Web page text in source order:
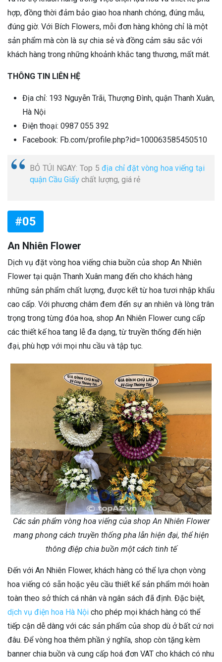
hợp, đồng thời đảm bảo giao hoa nhanh chóng, đúng mẫu,
đúng giờ. Với Bích Flowers, mỗi đơn hàng không chỉ là một
sản phẩm mà còn là sự chia sẻ và đồng cảm sâu sắc với
khách hàng trong những khoảnh khắc tang thương, mất mát.
THÔNG TIN LIÊN HỆ
Địa chỉ: 193 Nguyễn Trãi, Thượng Đình, quận Thanh Xuân,
Hà Nội
Điện thoại: 0987 055 392
Facebook: Fb.com/profile.php?id=100063585450510
BỎ TÚI NGAY: Top 5địa chỉ đặt vòng hoa viếng tại
quận Cầu Giấy chất lượng, giá rẻ
#05
An Nhiên Flower
Dịch vụ đặt vòng hoa viếng chia buồn của shop An Nhiên
Flower tại quận Thanh Xuân mang đến cho khách hàng
những sản phẩm chất lượng, được kết từ hoa tươi nhập khẩu
cao cấp. Với phương châm đem đến sự an nhiên và lòng trân
trọng trong từng đóa hoa, shop An Nhiên Flower cung cấp
các thiết kế hoa tang lễ đa dạng, từ truyền thống đến hiện
đại, phù hợp với mọi nhu cầu và tập tục.
Các sản phẩm vòng hoa viếng của shop An Nhiên Flower
mang phong cách truyền thống pha lẫn hiện đại, thể hiện
thông điệp chia buồn một cách tinh tế
Đến với An Nhiên Flower, khách hàng có thể lựa chọn vòng
hoa viếng có sẵn hoặc yêu cầu thiết kế sản phẩm mới hoàn
toàn theo sở thích cá nhân và ngân sách đã định. Đặc biệt,
dịch vụ điện hoa Hà Nội cho phép mọi khách hàng có thể
tiếp cận dễ dàng với các sản phẩm của shop dù ở bất cứ nơi
đâu. Để vòng hoa thêm phần ý nghĩa, shop còn tặng kèm
banner chia buồn và cung cấp hoá đơn VAT cho khách có nhu